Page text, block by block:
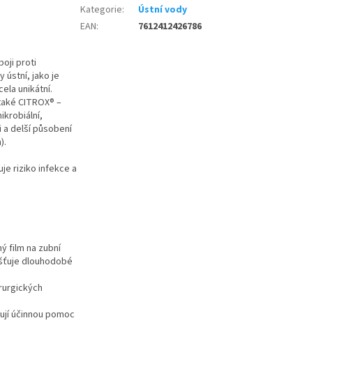
proti
ústní, jako je
unikátní.
CITROX® –
a delší působení
riziko infekce a
film na zubní
dlouhodobé
účinnou pomoc
Kategorie:
Ústní vody
EAN: 7612412426786